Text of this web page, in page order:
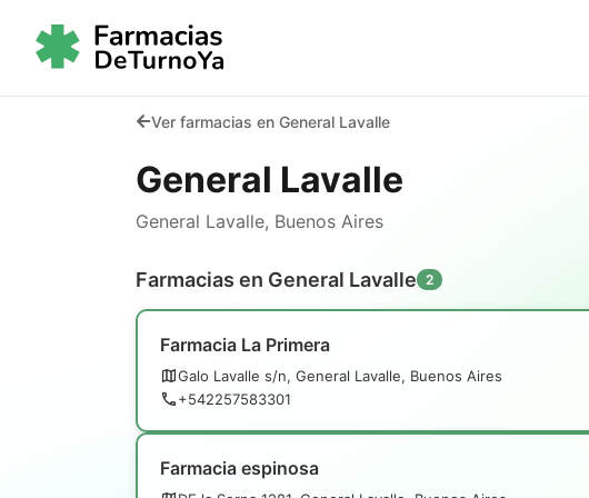
Ver farmacias en General Lavalle
General Lavalle
General Lavalle, Buenos Aires
Farmacias en General Lavalle 2
Farmacia La Primera
Galo Lavalle s/n, General Lavalle, Buenos Aires
+542257583301
Farmacia espinosa